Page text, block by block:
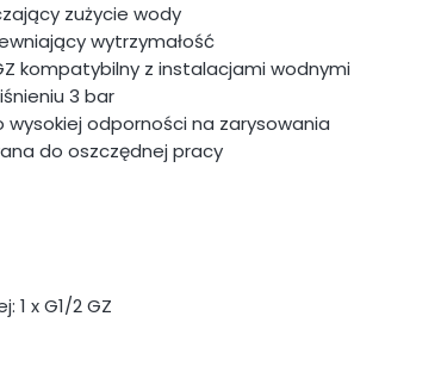
zużycie wody
wytrzymałość
kompatybilny z instalacjami wodnymi
3 bar
odporności na zarysowania
do oszczędnej pracy
1 x G1/2 GZ